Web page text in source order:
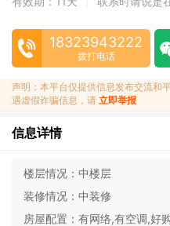
18323943222
拨打电话
声明：本平台仅提供信息发布交流和
遇虚假诈骗信息，请 立即举报
信息详情
楼层情况： 中楼层
装修情况： 中装修
房屋配置： 有网络,有空调,好